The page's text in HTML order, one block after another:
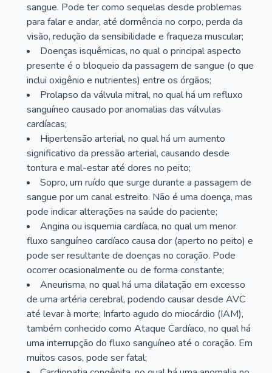
sangue. Pode ter como sequelas desde problemas
para falar e andar, até dormência no corpo, perda da
visão, redução da sensibilidade e fraqueza muscular;
Doenças isquêmicas, no qual o principal aspecto
presente é o bloqueio da passagem de sangue (o que
inclui oxigênio e nutrientes) entre os órgãos;
Prolapso da válvula mitral, no qual há um refluxo
sanguíneo causado por anomalias das válvulas
cardíacas;
Hipertensão arterial, no qual há um aumento
significativo da pressão arterial, causando desde
tontura e mal-estar até dores no peito;
Sopro, um ruído que surge durante a passagem de
sangue por um canal estreito. Não é uma doença, mas
pode indicar alterações na saúde do paciente;
Angina ou isquemia cardíaca, no qual um menor
fluxo sanguíneo cardíaco causa dor (aperto no peito) e
pode ser resultante de doenças no coração. Pode
ocorrer ocasionalmente ou de forma constante;
Aneurisma, no qual há uma dilatação em excesso
de uma artéria cerebral, podendo causar desde AVC
até levar à morte; Infarto agudo do miocárdio (IAM),
também conhecido como Ataque Cardíaco, no qual há
uma interrupção do fluxo sanguíneo até o coração. Em
muitos casos, pode ser fatal;